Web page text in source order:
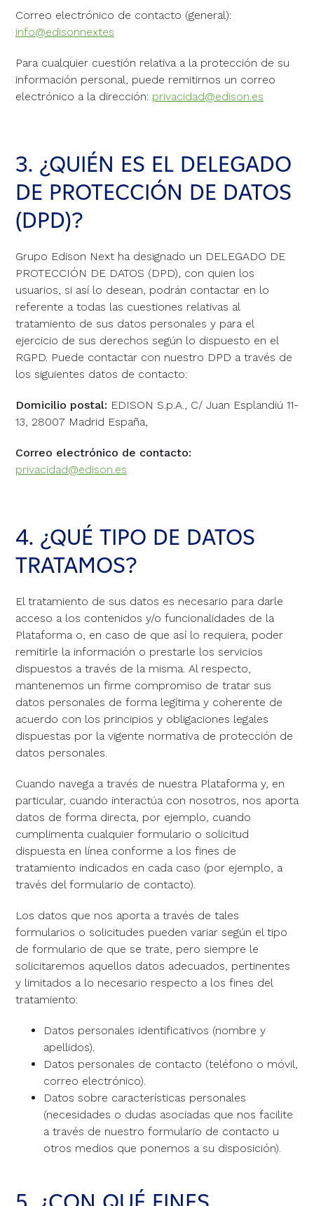
Correo electrónico de contacto (general):
info@edisonnextes
Para cualquier cuestión relativa a la protección de su
información personal, puede remitirnos un correo
electrónico a la dirección: privacidad@edison.es
3. ¿QUIÉN ES EL DELEGADO
DE PROTECCIÓN DE DATOS
(DPD)?
Grupo Edison Next ha designado un DELEGADO DE
PROTECCIÓN DE DATOS (DPD), con quien los
usuarios, si así lo desean, podrán contactar en lo
referente a todas las cuestiones relativas al
tratamiento de sus datos personales y para el
ejercicio de sus derechos según lo dispuesto en el
RGPD. Puede contactar con nuestro DPD a través de
los siguientes datos de contacto:
Domicilio postal: EDISON S.p.A., C/ Juan Esplandiú 11-
13, 28007 Madrid España,
Correo electrónico de contacto:
privacidad@edison.es
4. ¿QUÉ TIPO DE DATOS
TRATAMOS?
El tratamiento de sus datos es necesario para darle
acceso a los contenidos y/o funcionalidades de la
Plataforma o, en caso de que así lo requiera, poder
remitirle la información o prestarle los servicios
dispuestos a través de la misma. Al respecto,
mantenemos un firme compromiso de tratar sus
datos personales de forma legítima y coherente de
acuerdo con los principios y obligaciones legales
dispuestas por la vigente normativa de protección de
datos personales.
Cuando navega a través de nuestra Plataforma y, en
particular, cuando interactúa con nosotros, nos aporta
datos de forma directa, por ejemplo, cuando
cumplimenta cualquier formulario o solicitud
dispuesta en línea conforme a los fines de
tratamiento indicados en cada caso (por ejemplo, a
través del formulario de contacto).
Los datos que nos aporta a través de tales
formularios o solicitudes pueden variar según el tipo
de formulario de que se trate, pero siempre le
solicitaremos aquellos datos adecuados, pertinentes
y limitados a lo necesario respecto a los fines del
tratamiento:
Datos personales identificativos (nombre y
apellidos).
Datos personales de contacto (teléfono o móvil,
correo electrónico).
Datos sobre características personales
(necesidades o dudas asociadas que nos facilite
a través de nuestro formulario de contacto u
otros medios que ponemos a su disposición).